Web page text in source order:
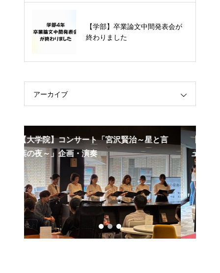
【学部】卒業論文中間発表会が
終わりました
【学部】卒業論文中間発表会が終
わりました
アーカイブ
～星と言
【学部】朗読と音楽「セロ弾きのゴーシ
ュ」で出演